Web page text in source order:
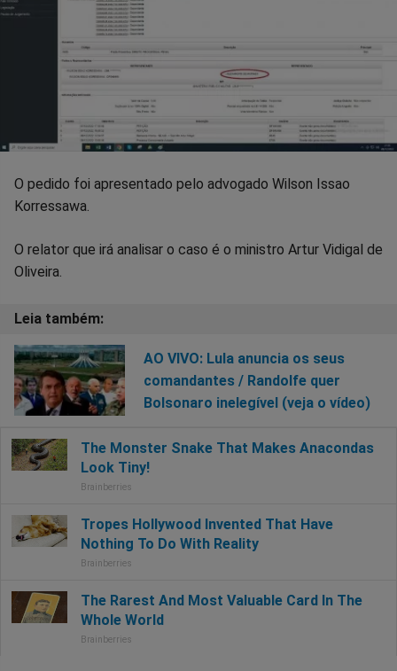
O pedido foi apresentado pelo advogado Wilson Issao
Korressawa.
O relator que irá analisar o caso é o ministro Artur Vidigal de
Oliveira.
AO VIVO: Lula anuncia os seus
comandantes / Randolfe quer
Bolsonaro inelegível (veja o vídeo)